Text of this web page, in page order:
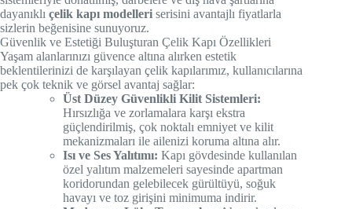
dayanıklı çelik kapı modelleri serisini avantajlı fiyatlarla
sizlerin beğenisine sunuyoruz.
Güvenlik ve Estetiği Buluşturan Çelik Kapı Özellikleri
Yaşam alanlarınızı güvence altına alırken estetik
beklentilerinizi de karşılayan çelik kapılarımız, kullanıcılarına
pek çok teknik ve görsel avantaj sağlar:
Üst Düzey Güvenlikli Kilit Sistemleri:
Hırsızlığa ve zorlamalara karşı ekstra
güçlendirilmiş, çok noktalı emniyet ve kilit
mekanizmaları ile ailenizi koruma altına alır.
Isı ve Ses Yalıtımı: Kapı gövdesinde kullanılan
özel yalıtım malzemeleri sayesinde apartman
koridorundan gelebilecek gürültüyü, soğuk
havayı ve toz girişini minimuma indirir.